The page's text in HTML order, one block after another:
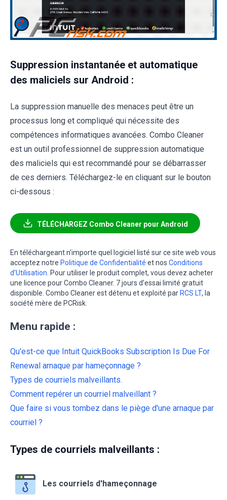
Suppression instantanée et automatique
des maliciels sur Android :
La suppression manuelle des menaces peut être un
processus long et compliqué qui nécessite des
compétences informatiques avancées. Combo Cleaner
est un outil professionnel de suppression automatique
des maliciels qui est recommandé pour se débarrasser
de ces derniers. Téléchargez-le en cliquant sur le bouton
ci-dessous :
TÉLÉCHARGEZ Combo Cleaner pour Android
En téléchargeant n'importe quel logiciel listé sur ce site web vous
acceptez notre Politique de Confidentialité et nos Conditions
d’Utilisation . Pour utiliser le produit complet, vous devez acheter
une licence pour Combo Cleaner. 7 jours d’essai limité gratuit
disponible. Combo Cleaner est détenu et exploité par RCS LT, la
société mère de PCRisk.
Menu rapide :
Qu'est-ce que Intuit QuickBooks Subscription Is Due For
Renewal arnaque par hameçonnage ?
Types de courriels malveillants.
Comment repérer un courriel malveillant ?
Que faire si vous tombez dans le piège d'une arnaque par
courriel ?
Types de courriels malveillants :
Les courriels d'hameçonnage